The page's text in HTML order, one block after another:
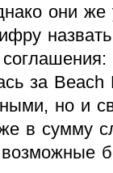
они же
за Beach
но и
в сумму